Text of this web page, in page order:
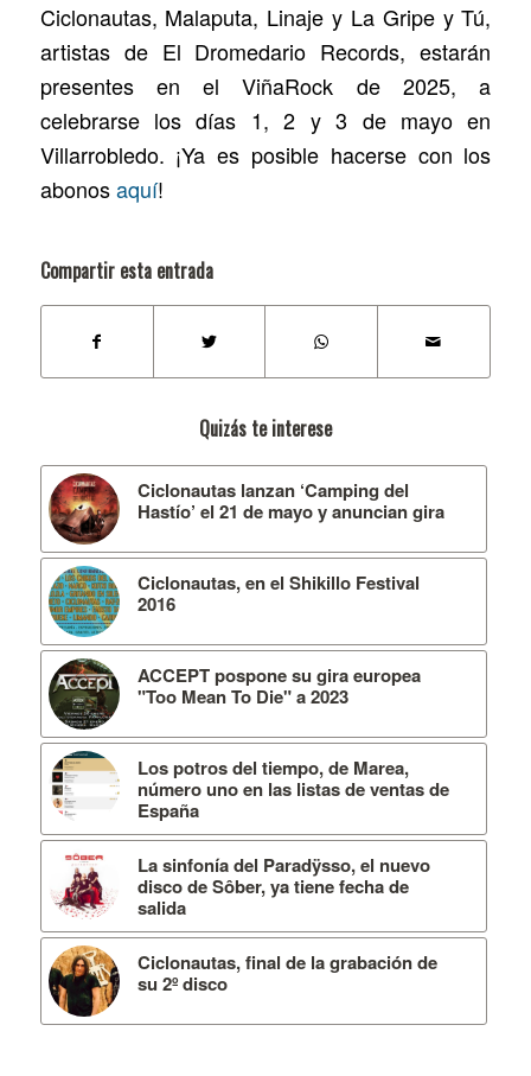
Ciclonautas, Malaputa, Linaje y La Gripe y Tú,
artistas de El Dromedario Records, estarán
presentes en el ViñaRock de 2025, a
celebrarse los días 1, 2 y 3 de mayo en
Villarrobledo. ¡Ya es posible hacerse con los
abonosaquí!
Compartir esta entrada
Quizás te interese
Ciclonautas lanzan ‘Camping del
Hastío’ el 21 de mayo y anuncian gira
Ciclonautas, en el Shikillo Festival
2016
ACCEPT pospone su gira europea
"Too Mean To Die" a 2023
Los potros del tiempo, de Marea,
número uno en las listas de ventas de
España
La sinfonía del Paradÿsso, el nuevo
disco de Sôber, ya tiene fecha de
salida
Ciclonautas, final de la grabación de
su 2º disco